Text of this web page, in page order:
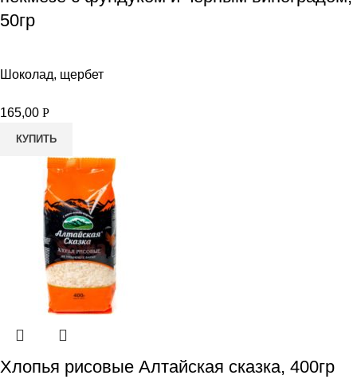
50гр
Шоколад, щербет
165,00 Р
КУПИТЬ
Хлопья рисовые Алтайская сказка, 400гр